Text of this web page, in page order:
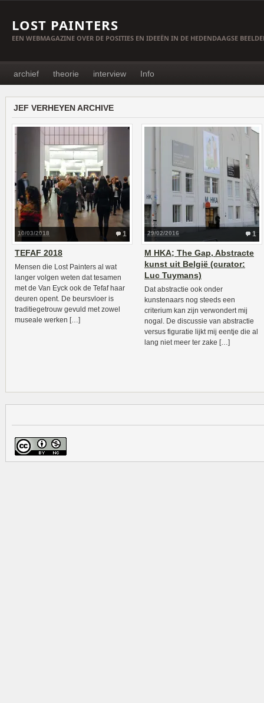
LOST PAINTERS
EEN WEBMAGAZINE OVER DE POSITIES EN IDEEËN IN DE HEDENDAAGSE
archief theorie interview Info
JEF VERHEYEN ARCHIVE
1
10/03/2018
TEFAF 2018
Mensen die Lost Painters al wat
langer volgen weten dat tesamen
met de Van Eyck ook de Tefaf haar
deuren opent. De beursvloer is
traditiegetrouw gevuld met zowel
museale werken […]
1
29/02/2016
M HKA; The Gap, Abstracte
kunst uit België (curator:
Luc Tuymans)
Dat abstractie ook onder
kunstenaars nog steeds een
criterium kan zijn verwondert mij
nogal. De discussie van abstractie
versus figuratie lijkt mij eentje die al
lang niet meer ter zake […]